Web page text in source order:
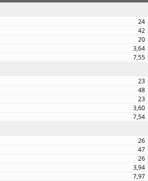
24
42
20
3,64
7,55
23
48
23
3,60
7,54
26
47
26
3,94
7,97